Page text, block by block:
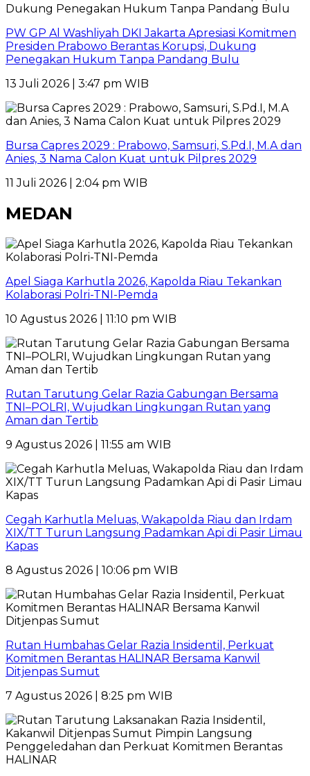
PW GP Al Washliyah DKI Jakarta Apresiasi Komitmen
Presiden Prabowo Berantas Korupsi, Dukung
Penegakan Hukum Tanpa Pandang Bulu
13 Juli 2026 | 3:47 pm WIB
Bursa Capres 2029 : Prabowo, Samsuri, S.Pd.I, M.A dan
Anies, 3 Nama Calon Kuat untuk Pilpres 2029
11 Juli 2026 | 2:04 pm WIB
MEDAN
Apel Siaga Karhutla 2026, Kapolda Riau Tekankan
Kolaborasi Polri-TNI-Pemda
10 Agustus 2026 | 11:10 pm WIB
Rutan Tarutung Gelar Razia Gabungan Bersama
TNI–POLRI, Wujudkan Lingkungan Rutan yang
Aman dan Tertib
9 Agustus 2026 | 11:55 am WIB
Cegah Karhutla Meluas, Wakapolda Riau dan Irdam
XIX/TT Turun Langsung Padamkan Api di Pasir Limau
Kapas
8 Agustus 2026 | 10:06 pm WIB
Rutan Humbahas Gelar Razia Insidentil, Perkuat
Komitmen Berantas HALINAR Bersama Kanwil
Ditjenpas Sumut
7 Agustus 2026 | 8:25 pm WIB